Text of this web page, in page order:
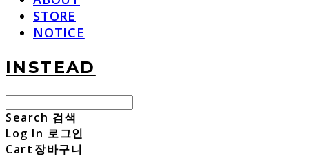
STORE
NOTICE
INSTEAD
Search 검색
Log In 로그인
Cart 장바구니